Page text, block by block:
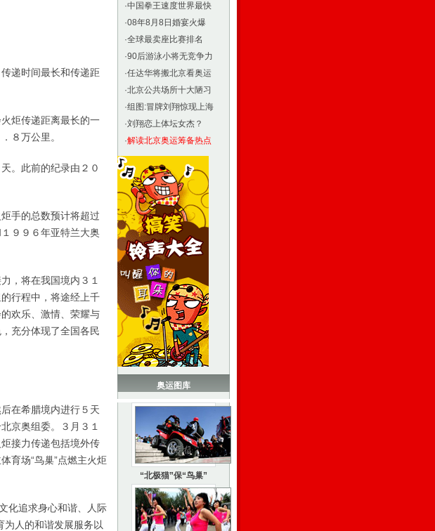
递时间最长和传递距
炬传递距离最长的一
８万公里。
。此前的纪录由２０
手的总数预计将超过
９９６年亚特兰大奥
，将在我国境内３１
行程中，将途经上千
欢乐、激情、荣耀与
充分体现了全国各民
在希腊境内进行５天
京奥组委。３月３１
接力传递包括境外传
育场“鸟巢”点燃主火炬
化追求身心和谐、人际
为人的和谐发展服务以
·中国拳王速度世界最快
·08年8月8日婚宴火爆
·全球最卖座比赛排名
·90后游泳小将无竞争力
·任达华将搬北京看奥运
·北京公共场所十大陋习
·组图:冒牌刘翔惊现上海
·刘翔恋上体坛女杰？
·解读北京奥运筹备热点
奥运图库
“北极猫”保“鸟巢”